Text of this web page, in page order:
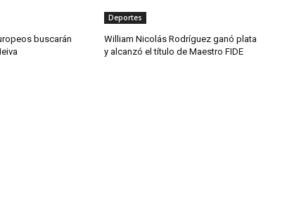
buscarán
Deportes
William Nicolás Rodríguez ganó plata
y alcanzó el título de Maestro FIDE